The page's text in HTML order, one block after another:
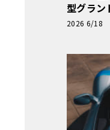
型グラン
「気品と
2026 6/18